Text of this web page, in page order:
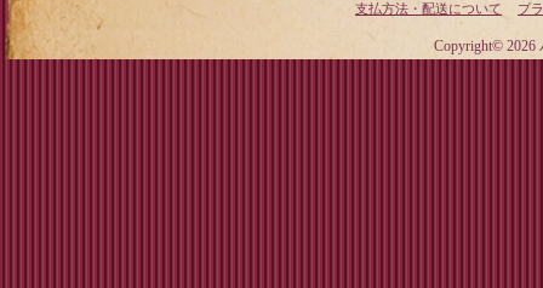
支払方法・配送について プ
Copyright©